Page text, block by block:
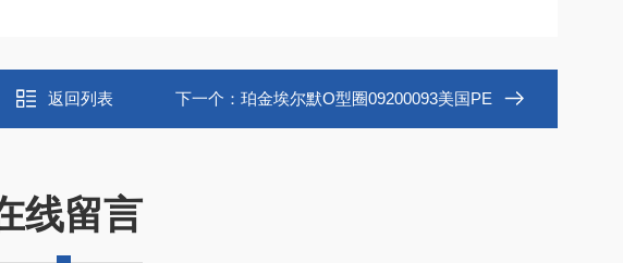
返回列表 下一个： 珀金埃尔默O型圈09200093美国PE
线留言